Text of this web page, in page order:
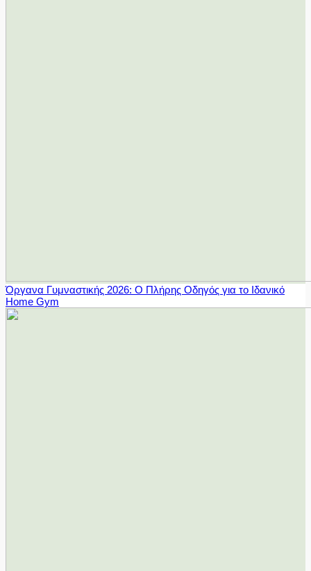
Όργανα Γυμναστικής 2026: Ο Πλήρης Οδηγός για το Ιδανικό
Home Gym